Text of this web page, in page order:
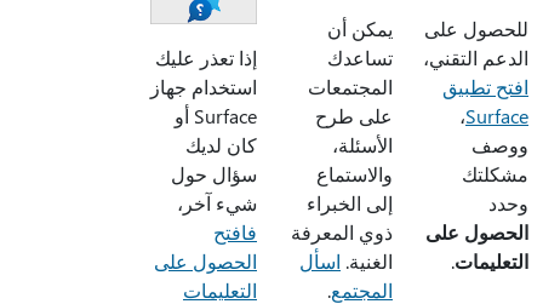
للحصول على
الدعم التقني،
افتح تطبيق
Surface،
ووصف
مشكلتك
وحدد
الحصول على
التعليمات.
يمكن أن
تساعدك
المجتمعات
على طرح
الأسئلة،
والاستماع
إلى الخبراء
ذوي المعرفة
الغنية. اسأل
المجتمع.
إذا تعذر عليك
استخدام جهاز
Surface أو
كان لديك
سؤال حول
شيء آخر،
فافتح
الحصول على
التعليمات